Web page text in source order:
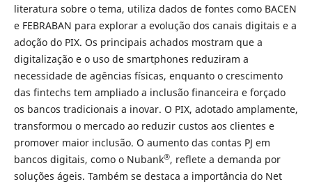
literatura sobre o tema, utiliza dados de fontes como BACEN
e FEBRABAN para explorar a evolução dos canais digitais e a
adoção do PIX. Os principais achados mostram que a
digitalização e o uso de smartphones reduziram a
necessidade de agências físicas, enquanto o crescimento
das fintechs tem ampliado a inclusão financeira e forçado
os bancos tradicionais a inovar. O PIX, adotado amplamente,
transformou o mercado ao reduzir custos aos clientes e
promover maior inclusão. O aumento das contas PJ em
bancos digitais, como o Nubank®, reflete a demanda por
soluções ágeis. Também se destaca a importância do Net